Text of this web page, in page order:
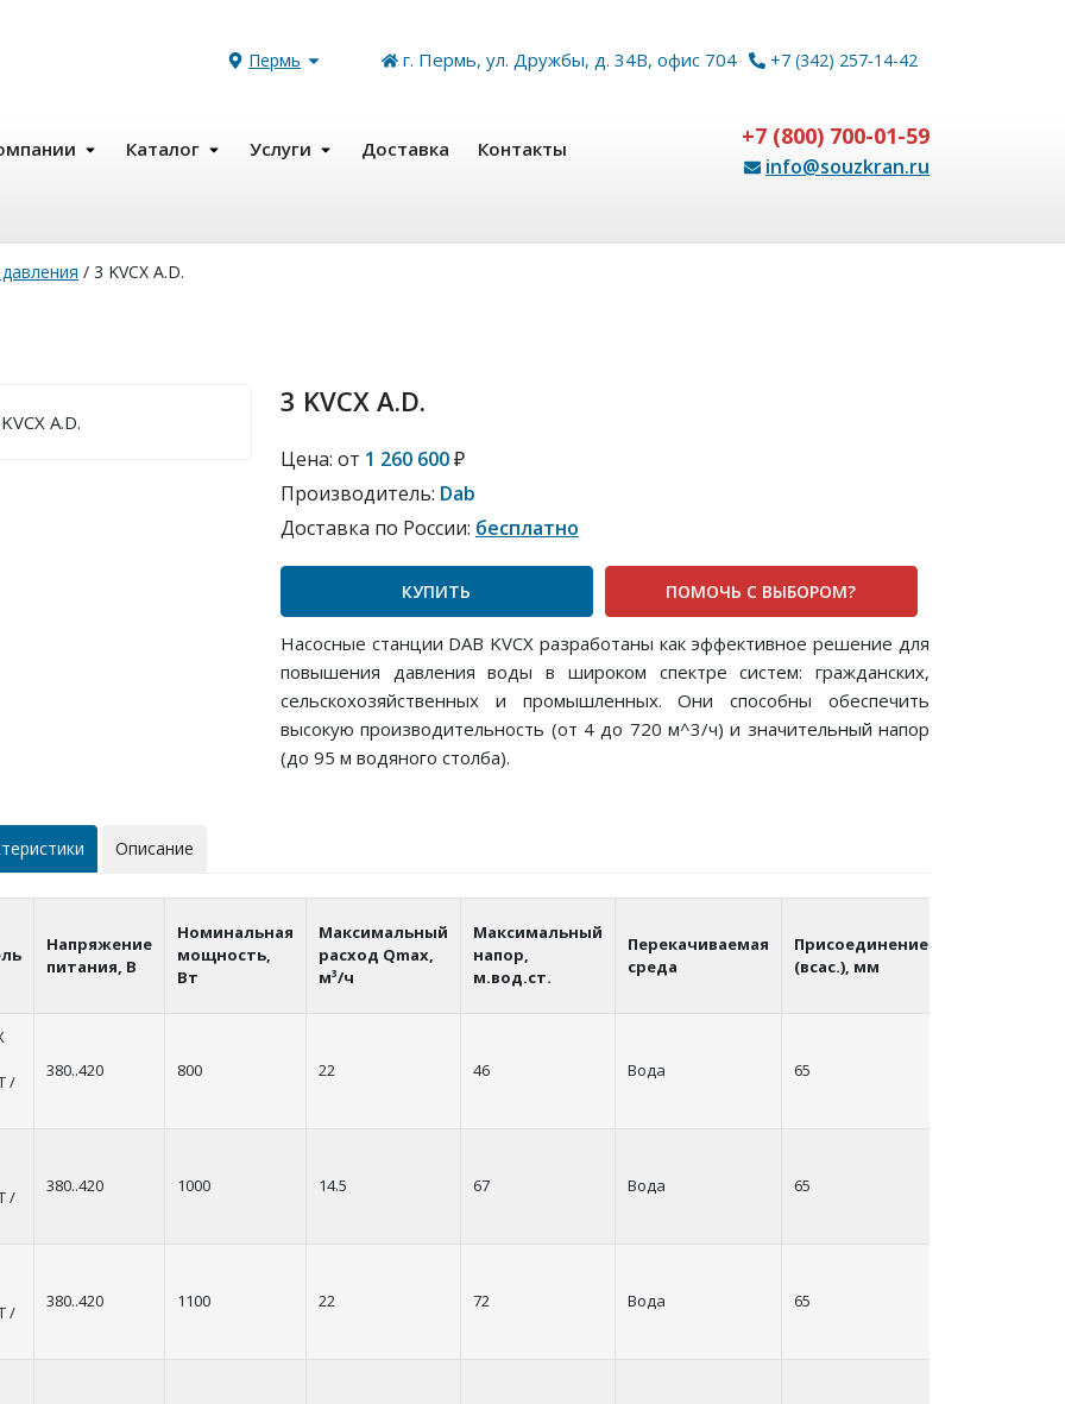
Пермь г. Пермь, ул. Дружбы, д. 34В, офис 704 +7 (342) 257-14-42
Каталог Услуги Доставка Контакты +7 (800) 700-01-59
info@souzkran.ru
/ 3 KVCX A.D.
3 KVCX A.D.
Цена: от 1 260 600₽
Производитель: Dab
Доставка по России: бесплатно
КУПИТЬ ПОМОЧЬ С ВЫБОРОМ?
Насосные станции DAB KVCX разработаны как эффективное решение для
повышения давления воды в широком спектре систем: гражданских,
сельскохозяйственных и промышленных. Они способны обеспечить
высокую производительность (от 4 до 720 м^3/ч) и значительный напор
(до 95 м водяного столба).
Описание
Напряжение
питания, В
Номинальная
мощность,
Вт
Максимальный
расход Qmax,
м³/ч
Максимальный
напор,
м.вод.ст.
Перекачиваемая
среда
Присоединение
(всас.), мм
/
380..420 800 22 46 Вода 65
/
380..420 1000 14.5 67 Вода 65
/
380..420 1100 22 72 Вода 65